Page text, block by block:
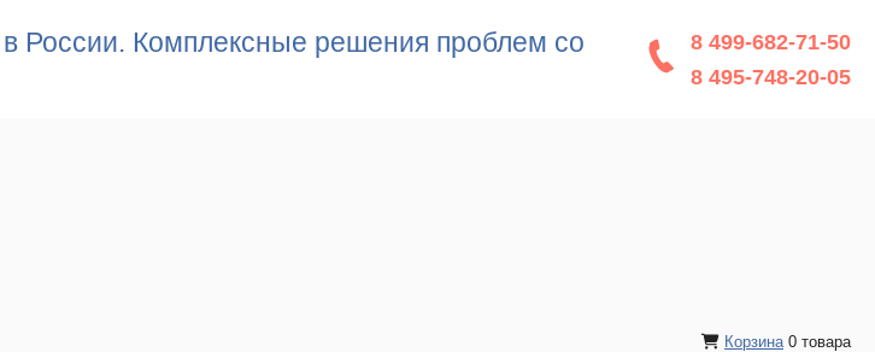
России. Комплексные решения проблем со
8 499-682-71-50
8 495-748-20-05
Корзина 0 товара